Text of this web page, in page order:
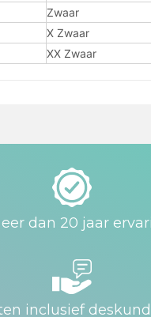
Zwaar
X Zwaar
XX Zwaar
dan 20 jaar
inclusief